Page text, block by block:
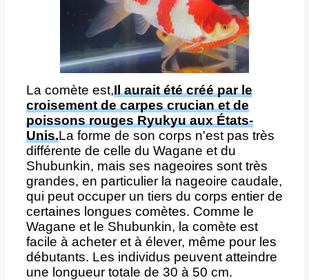
La comète est,Il aurait été créé par le
croisement de carpes crucian et de
poissons rouges Ryukyu aux États-
Unis.La forme de son corps n'est pas très
différente de celle du Wagane et du
Shubunkin, mais ses nageoires sont très
grandes, en particulier la nageoire caudale,
qui peut occuper un tiers du corps entier de
certaines longues comètes. Comme le
Wagane et le Shubunkin, la comète est
facile à acheter et à élever, même pour les
débutants. Les individus peuvent atteindre
une longueur totale de 30 à 50 cm.